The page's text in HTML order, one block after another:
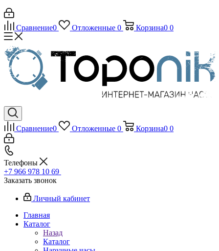
Сравнение0 Отложенные 0 Корзина0 0
Сравнение0 Отложенные 0 Корзина0 0
Телефоны
+7 966 978 10 69
Заказать звонок
Личный кабинет
Главная
Каталог
Назад
Каталог